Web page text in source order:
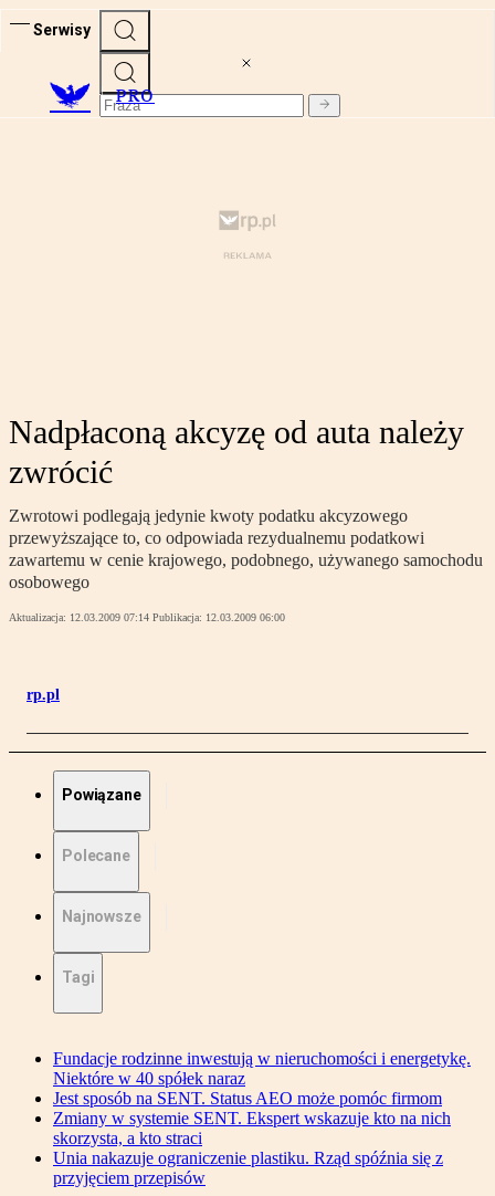
Serwisy
PRO
Nadpłaconą akcyzę od auta należy
zwrócić
Zwrotowi podlegają jedynie kwoty podatku akcyzowego
przewyższające to, co odpowiada rezydualnemu podatkowi
zawartemu w cenie krajowego, podobnego, używanego samochodu
osobowego
Aktualizacja: 12.03.2009 07:14 Publikacja: 12.03.2009 06:00
rp.pl
Powiązane
Polecane
Najnowsze
Tagi
Fundacje rodzinne inwestują w nieruchomości i energetykę.
Niektóre w 40 spółek naraz
Jest sposób na SENT. Status AEO może pomóc firmom
Zmiany w systemie SENT. Ekspert wskazuje kto na nich
skorzysta, a kto straci
Unia nakazuje ograniczenie plastiku. Rząd spóźnia się z
przyjęciem przepisów